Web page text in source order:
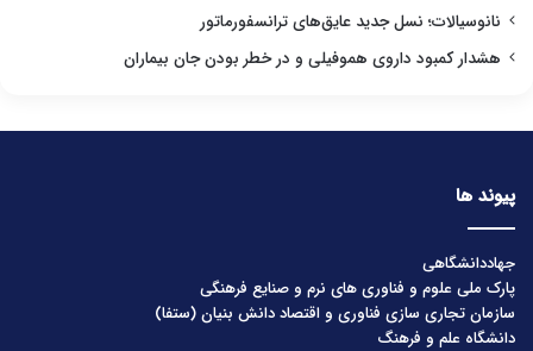
نانوسیالات؛ نسل جدید عایق‌های ترانسفورماتور
هشدار کمبود داروی هموفیلی و در خطر بودن جان بیماران
پیوند ها
جهاددانشگاهی
پارک ملی علوم و فناوری های نرم و صنایع فرهنگی
سازمان تجاری سازی فناوری و اقتصاد دانش بنیان (ستفا)
دانشگاه علم و فرهنگ